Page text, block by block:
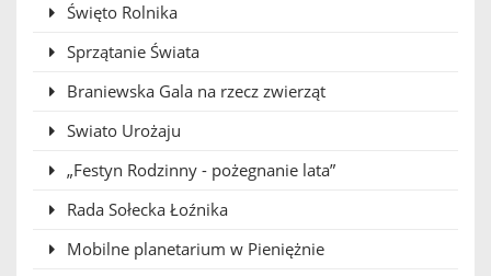
Święto Rolnika
Sprzątanie Świata
Braniewska Gala na rzecz zwierząt
Swiato Urożaju
„Festyn Rodzinny - pożegnanie lata”
Rada Sołecka Łoźnika
Mobilne planetarium w Pieniężnie